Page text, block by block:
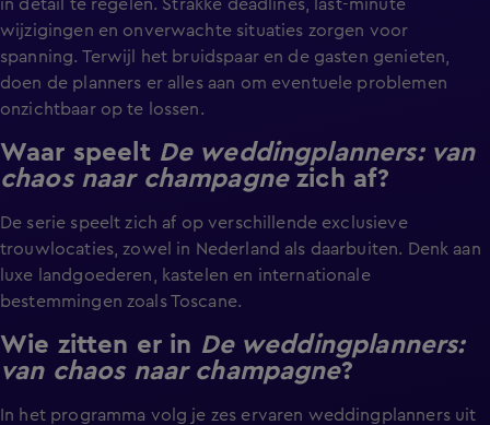
in detail te regelen. Strakke deadlines, last-minute
wijzigingen en onverwachte situaties zorgen voor
spanning. Terwijl het bruidspaar en de gasten genieten,
doen de planners er alles aan om eventuele problemen
onzichtbaar op te lossen.
Waar speelt De weddingplanners: van
chaos naar champagnezich af?
De serie speelt zich af op verschillende exclusieve
trouwlocaties, zowel in Nederland als daarbuiten. Denk aan
luxe landgoederen, kastelen en internationale
bestemmingen zoals Toscane.
Wie zitten er in De weddingplanners:
van chaos naar champagne?
In het programma volg je zes ervaren weddingplanners uit